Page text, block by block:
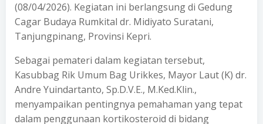
(08/04/2026). Kegiatan ini berlangsung di Gedung
Cagar Budaya Rumkital dr. Midiyato Suratani,
Tanjungpinang, Provinsi Kepri.
Sebagai pemateri dalam kegiatan tersebut,
Kasubbag Rik Umum Bag Urikkes, Mayor Laut (K) dr.
Andre Yuindartanto, Sp.D.V.E., M.Ked.Klin.,
menyampaikan pentingnya pemahaman yang tepat
dalam penggunaan kortikosteroid di bidang